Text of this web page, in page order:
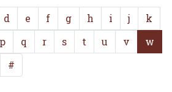
d e f g h i j
k
p q r s t u v
w
#